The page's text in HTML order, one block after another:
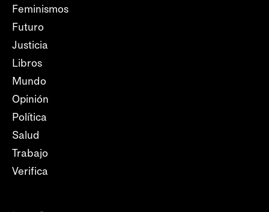
Feminismos
Futuro
Justicia
Libros
Mundo
Opinión
Política
Salud
Trabajo
Verifica